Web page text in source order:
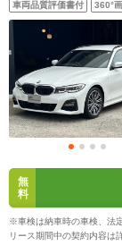
WLTCモード
燃費
└
└
└
Wエアコン バック
ト オートトラン
車両品質評価書付 360°
無
料
※車検は納車時の車検、法
リース期間中の契約内容は